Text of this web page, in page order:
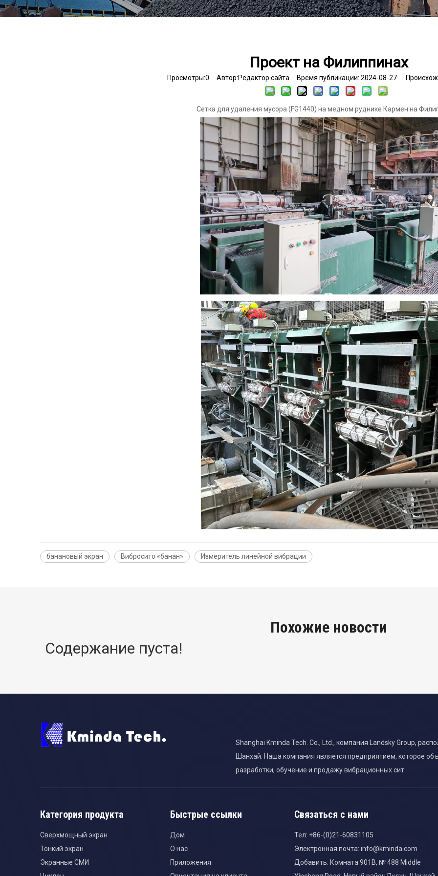
Проект на Филиппинах
Просмотры:0 Автор:Pедактор сайта Время публикации: 2024-08-27
Сетка для удаления мусора (FG1440) на медном руднике Кармен на
банановый экран Вибросито «банан» Измеритель линейной вибрации
Похожие новости
Содержание пуста!
Shanghai Kminda Tech. Co., Ltd., компания Landsky Group,
Шанхай. Наша компания является предприятием, которое
разработки, обучение и продажу вибрационных сит.
Категория продукта
Сверхмощный экран
Тонкий экран
Экранные СМИ
Быстрые ссылки
Дом
О нас
Приложения
Связаться с нами
Тел: +86-(0)21-60831105
Электронная почта: info@kminda.com
Добавить: Комната 901B, № 488 Middle